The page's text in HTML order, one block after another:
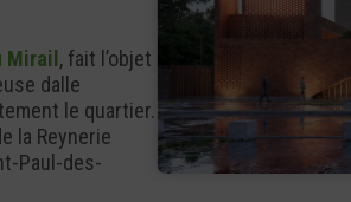
Mirail , fait l’objet
dalle
le quartier.
la Reynerie
Paul-des-